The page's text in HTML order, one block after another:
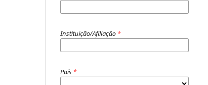
Instituição/Afiliação *
País *